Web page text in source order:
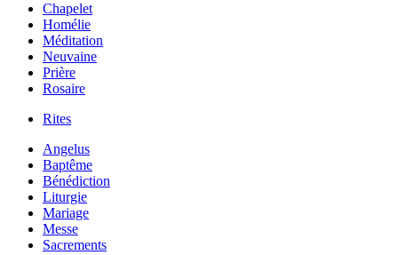
Chapelet
Homélie
Méditation
Neuvaine
Prière
Rosaire
Rites
Angelus
Baptême
Bénédiction
Liturgie
Mariage
Messe
Sacrements